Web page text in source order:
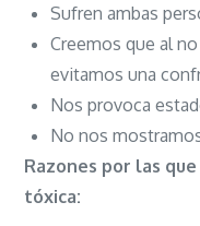
Sufren ambas
Creemos que al
evitamos una
Nos provoca
No nos
Razones por las
tóxica: